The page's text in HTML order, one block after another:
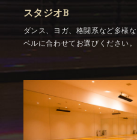
スタジオB
ダンス、ヨガ、格闘系など多様
ベルに合わせてお選びください。